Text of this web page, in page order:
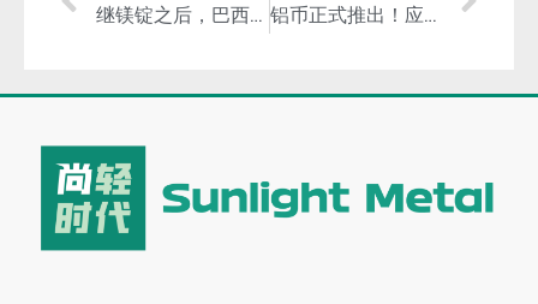
继镁锭之后，巴西再对华镁颗粒作出反倾销日落复审终裁！但对巴西出口量仍大增！ 铝币正式推出！应对全球通货膨胀和实现资产保值！